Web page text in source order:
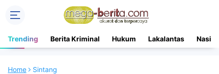
Trending Berita Kriminal Hukum Lakalantas
Home Sintang